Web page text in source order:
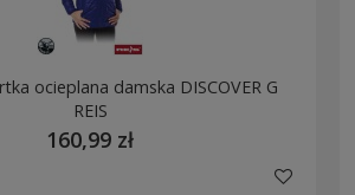
ocieplana damska DISCOVER G
REIS
160,99 zł